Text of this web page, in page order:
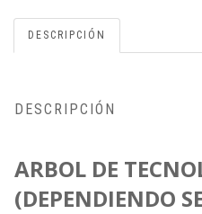
60
TPI
DESCRIPCIÓN
DESCRIPCIÓN
ARBOL DE
(DEPENDIENDO